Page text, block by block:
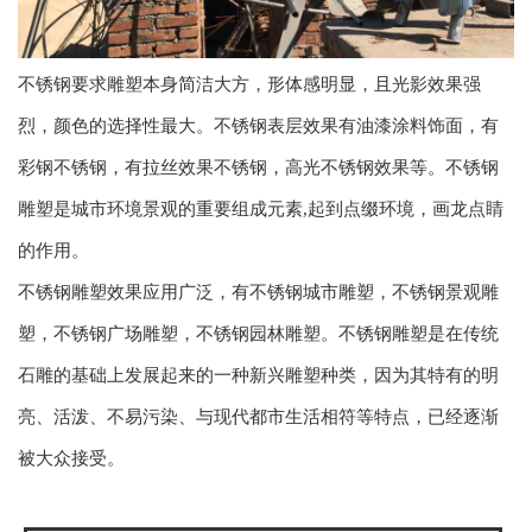
不锈钢要求雕塑本身简洁大方，形体感明显，且光影效果强
烈，颜色的选择性最大。不锈钢表层效果有油漆涂料饰面，有
彩钢不锈钢，有拉丝效果不锈钢，高光不锈钢效果等。不锈钢
雕塑是城市环境景观的重要组成元素,起到点缀环境，画龙点睛
的作用。
不锈钢雕塑效果应用广泛，有不锈钢城市雕塑，不锈钢景观雕
塑，不锈钢广场雕塑，不锈钢园林雕塑。不锈钢雕塑是在传统
石雕的基础上发展起来的一种新兴雕塑种类，因为其特有的明
亮、活泼、不易污染、与现代都市生活相符等特点，已经逐渐
被大众接受。